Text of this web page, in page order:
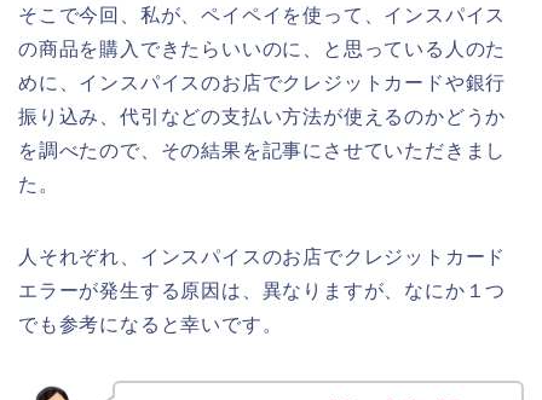
そこで今回、私が、ペイペイを使って、インスパイス
の商品を購入できたらいいのに、と思っている人のた
めに、インスパイスのお店でクレジットカードや銀行
振り込み、代引などの支払い方法が使えるのかどうか
を調べたので、その結果を記事にさせていただきまし
た。
人それぞれ、インスパイスのお店でクレジットカード
エラーが発生する原因は、異なりますが、なにか１つ
でも参考になると幸いです。